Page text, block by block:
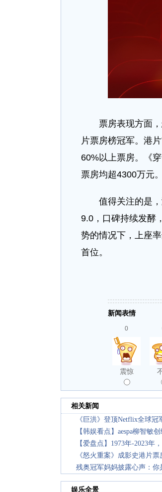
票房表现方面，
片票房榜冠军。港
60%以上票房。《
票房均超4300万元。
值得关注的是，
9.0，口碑持续发酵
势的情况下，上座
首位。
新闻表情
0
震惊
相关新闻
《巨洪》登顶Netflix全球
【韩娱看点】aespa柳智敏
【爱盘点】1973年-2023年
《怒火重案》成影史港片
残奥冠军妈妈披露心声：